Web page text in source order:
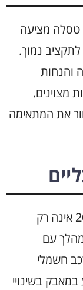
טסלה מציעה
נמוך.
והנחות
מצוינים.
את המתאימה
רכישת רכב חשמלי כמו דגמי טסלה 2025 אינה רק
עם
חשמלי
בשינויי